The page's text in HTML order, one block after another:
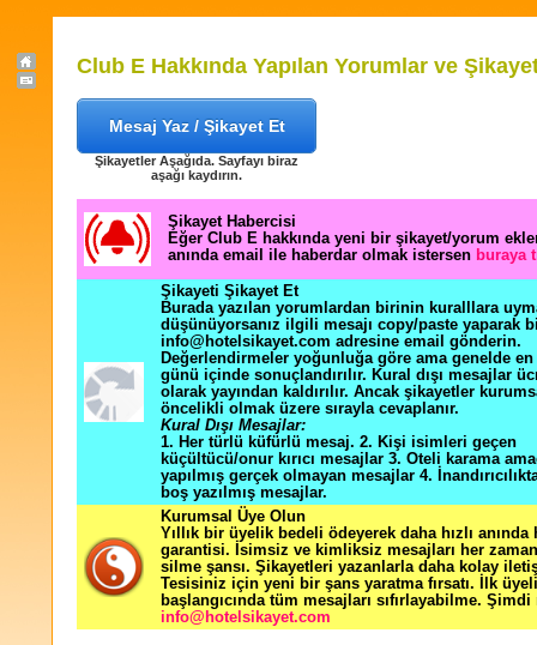
Club E Hakkında Yapılan Yorumlar ve
Mesaj Yaz / Şikayet Et
Şikayetler Aşağıda. Sayfayı biraz
aşağı kaydırın.
Şikayet Habercisi
Eğer Club E hakkında yeni bir şikayet/yorum
anında email ile haberdar olmak istersen buraya
Şikayeti Şikayet Et
Burada yazılan yorumlardan birinin kuralllara
düşünüyorsanız ilgili mesajı copy/paste yaparak
info@hotelsikayet.com adresine email gönderin.
Değerlendirmeler yoğunluğa göre ama genelde
günü içinde sonuçlandırılır. Kural dışı mesajlar
olarak yayından kaldırılır. Ancak şikayetler
öncelikli olmak üzere sırayla cevaplanır.
Kural Dışı Mesajlar:
1. Her türlü küfürlü mesaj. 2. Kişi isimleri geçen
küçültücü/onur kırıcı mesajlar 3. Oteli karama
yapılmış gerçek olmayan mesajlar 4.
boş yazılmış mesajlar.
Kurumsal Üye Olun
Yıllık bir üyelik bedeli ödeyerek daha hızlı
garantisi. İsimsiz ve kimliksiz mesajları her zaman
silme şansı. Şikayetleri yazanlarla daha kolay
Tesisiniz için yeni bir şans yaratma fırsatı. İlk
başlangıcında tüm mesajları sıfırlayabilme. Şimdi
info@hotelsikayet.com